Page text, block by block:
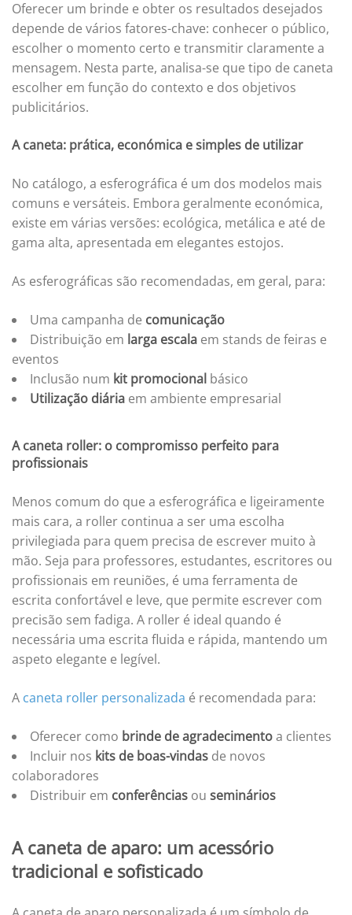
Oferecer um brinde e obter os resultados desejados
depende de vários fatores-chave: conhecer o público,
escolher o momento certo e transmitir claramente a
mensagem. Nesta parte, analisa-se que tipo de caneta
escolher em função do contexto e dos objetivos
publicitários.
A caneta: prática, económica e simples de utilizar
No catálogo, a esferográfica é um dos modelos mais
comuns e versáteis. Embora geralmente económica,
existe em várias versões: ecológica, metálica e até de
gama alta, apresentada em elegantes estojos.
As esferográficas são recomendadas, em geral, para:
Uma campanha de comunicação
Distribuição em larga escala em stands de feiras e
eventos
Inclusão num kit promocional básico
Utilização diária em ambiente empresarial
A caneta roller: o compromisso perfeito para
profissionais
Menos comum do que a esferográfica e ligeiramente
mais cara, a roller continua a ser uma escolha
privilegiada para quem precisa de escrever muito à
mão. Seja para professores, estudantes, escritores ou
profissionais em reuniões, é uma ferramenta de
escrita confortável e leve, que permite escrever com
precisão sem fadiga. A roller é ideal quando é
necessária uma escrita fluida e rápida, mantendo um
aspeto elegante e legível.
A caneta roller personalizada é recomendada para:
Oferecer como brinde de agradecimentoa clientes
Incluir nos kits de boas-vindas de novos
colaboradores
Distribuir em conferências ou seminários
A caneta de aparo: um acessório
tradicional e sofisticado